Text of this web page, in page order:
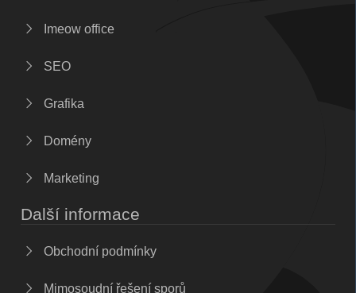
Imeow office
SEO
Grafika
Domény
Marketing
Další informace
Obchodní podmínky
Mimosoudní řešení sporů